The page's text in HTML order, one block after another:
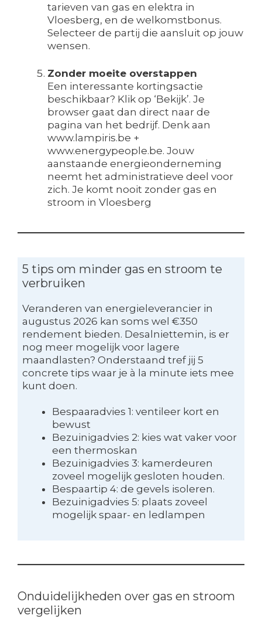
tarieven van gas en elektra in
Vloesberg, en de welkomstbonus.
Selecteer de partij die aansluit op jouw
wensen.
Zonder moeite overstappen
Een interessante kortingsactie
beschikbaar? Klik op ‘Bekijk’. Je
browser gaat dan direct naar de
pagina van het bedrijf. Denk aan
www.lampiris.be +
www.energypeople.be. Jouw
aanstaande energieonderneming
neemt het administratieve deel voor
zich. Je komt nooit zonder gas en
stroom in Vloesberg
5 tips om minder gas en stroom te
verbruiken
Veranderen van energieleverancier in
augustus 2026 kan soms wel €350
rendement bieden. Desalniettemin, is er
nog meer mogelijk voor lagere
maandlasten? Onderstaand tref jij 5
concrete tips waar je à la minute iets mee
kunt doen.
Bespaaradvies 1: ventileer kort en
bewust
Bezuinigadvies 2: kies wat vaker voor
een thermoskan
Bezuinigadvies 3: kamerdeuren
zoveel mogelijk gesloten houden.
Bespaartip 4: de gevels isoleren.
Bezuinigadvies 5: plaats zoveel
mogelijk spaar- en ledlampen
Onduidelijkheden over gas en stroom
vergelijken